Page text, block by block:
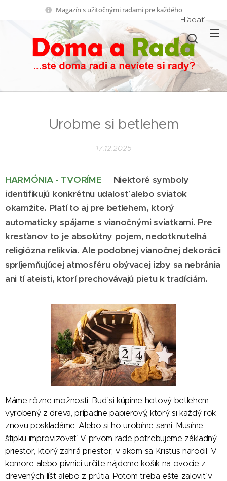
Magazín s užitočnými radami pre každého
Hľadať
Urobme si betlehem
17.12.2025
HARMÓNIA - TVORÍME
Niektoré symboly
identifikujú konkrétnu udalosť alebo sviatok
okamžite. Platí to aj pre betlehem, ktorý
automaticky spájame s vianočnými sviatkami. Pre
kresťanov to je absolútny pojem, nedotknuteľná
religiózna relikvia. Ale podobnej vianočnej dekorácii
spríjemňujúcej atmosféru obývacej izby sa nebránia
ani tí ateisti, ktorí prechovávajú pietu k tradíciám.
Máme rôzne možnosti. Buď si kúpime hotový betlehem
vyrobený z dreva, prípadne papierový, ktorý si každý rok
znovu poskladáme. Alebo si ho urobíme sami. Musíme
štipku improvizovať. V prvom rade potrebujeme základný
priestor, ktorý zahrá priestor, v akom sa Kristus narodil. V
komore alebo pivnici určite nájdeme košík na ovocie z
drevených líšt alebo z prútia. Potom treba ešte zaloviť v